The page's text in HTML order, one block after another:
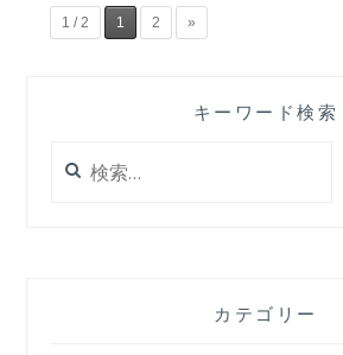
1 / 2 1 2 »
キーワード検索
索:
カテゴリー